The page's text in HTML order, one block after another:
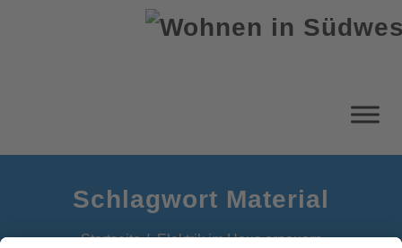
Schlagwort Material
Startseite Elektrik im Haus erneuern